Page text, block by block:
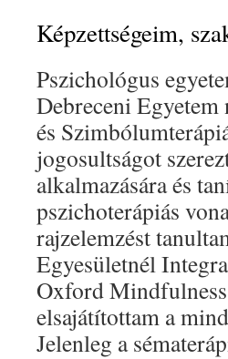
Képzettségeim,
Pszichológus
Debreceni
és
jogosultságot
alkalmazására és
pszichoterápiás
rajzelemzést
Egyesületnél
Oxford Mindfulness
elsajátítottam a
Jelenleg a